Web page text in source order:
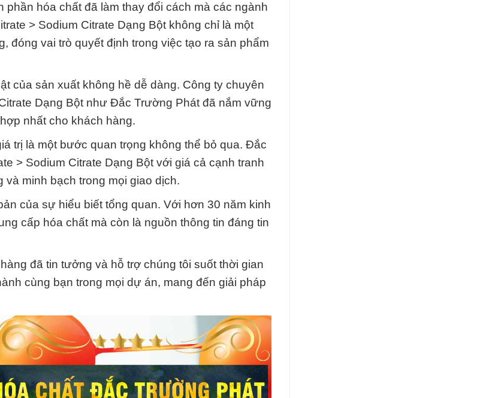
hóa chất đã làm thay đổi cách mà các ngành
> Sodium Citrate Dạng Bột không chỉ là một
đóng vai trò quyết định trong việc tạo ra sản phẩm
của sản xuất không hề dễ dàng. Công ty chuyên
Dạng Bột như Đắc Trường Phát đã nắm vững
nhất cho khách hàng.
trị là một bước quan trọng không thể bỏ qua. Đắc
> Sodium Citrate Dạng Bột với giá cả cạnh tranh
minh bạch trong mọi giao dịch.
của sự hiểu biết tổng quan. Với hơn 30 năm kinh
cấp hóa chất mà còn là nguồn thông tin đáng tin
đã tin tưởng và hỗ trợ chúng tôi suốt thời gian
cùng bạn trong mọi dự án, mang đến giải pháp